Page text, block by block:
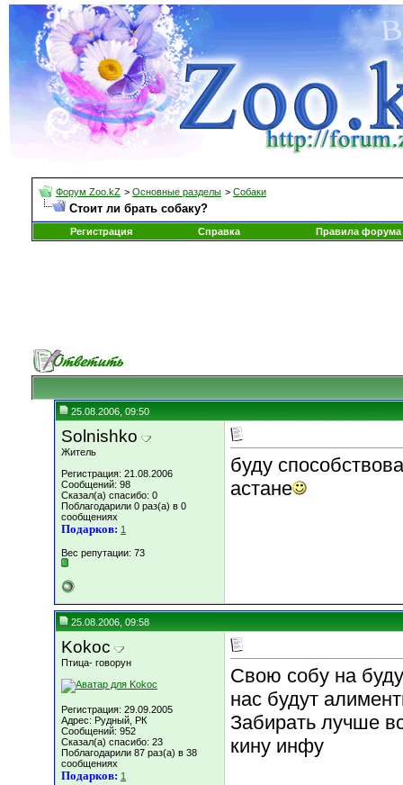
Форум Zoo.kZ > Основные разделы > Собаки
Стоит ли брать собаку?
Регистрация Справка Правила форума
25.08.2006, 09:50
Solnishko
Житель
Регистрация: 21.08.2006
Сообщений: 98
Сказал(а) спасибо: 0
Поблагодарили 0 раз(а) в 0
сообщениях
Подарков: 1
Вес репутации: 73
буду
астане
25.08.2006, 09:58
Kokoc
Птица- говорун
Регистрация: 29.09.2005
Адрес: Рудный, РК
Сообщений: 952
Сказал(а) спасибо: 23
Поблагодарили 87 раз(а) в 38
сообщениях
Подарков: 1
Свою собу на
нас будут
Забирать лучше
кину инфу